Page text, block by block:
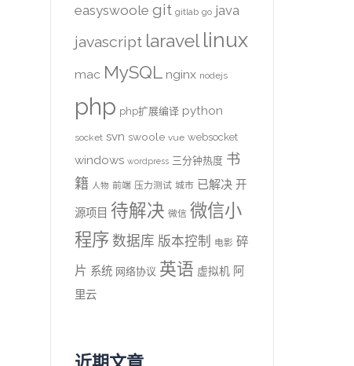
easyswoole git gitlab go java
javascript laravel linux
mac MySQL nginx nodejs
php php扩展编译 python
socket svn swoole vue websocket
windows wordpress 三分钟热度 书
籍 人物 前端 压力测试 城市 已解决 开
源项目 待解决 微信 微信小
程序 数据库 版本控制 电影 碎
片 系统 网络协议 英语 虚拟机 阿
里云